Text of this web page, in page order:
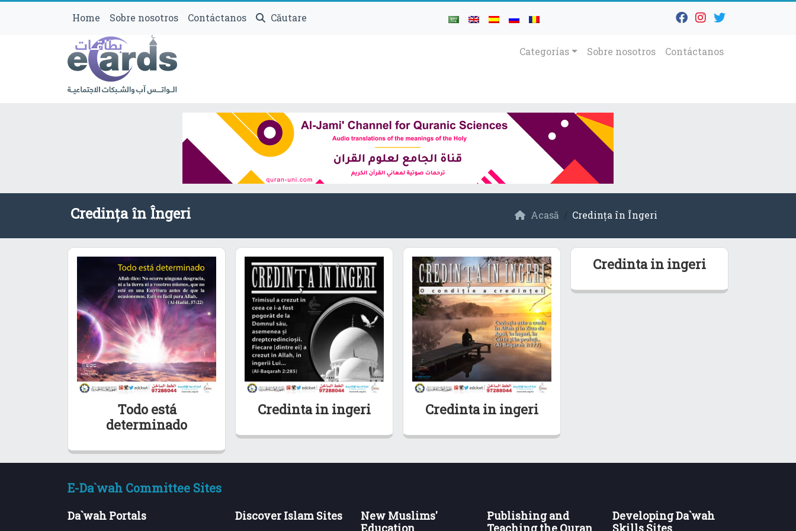
Home Sobre nosotros Contáctanos Căutare
Categorías Sobre nosotros Contáctanos
Credința în Îngeri Acasă Credința în Îngeri
Todo está
determinado
Credinta in ingeri Credinta in ingeri
Credinta in ingeri
E-Da`wah Committee Sites
Da`wah Portals Discover Islam Sites
New Muslims'
Education
Publishing and
Teaching the Quran
Developing Da`wah
Skills Sites